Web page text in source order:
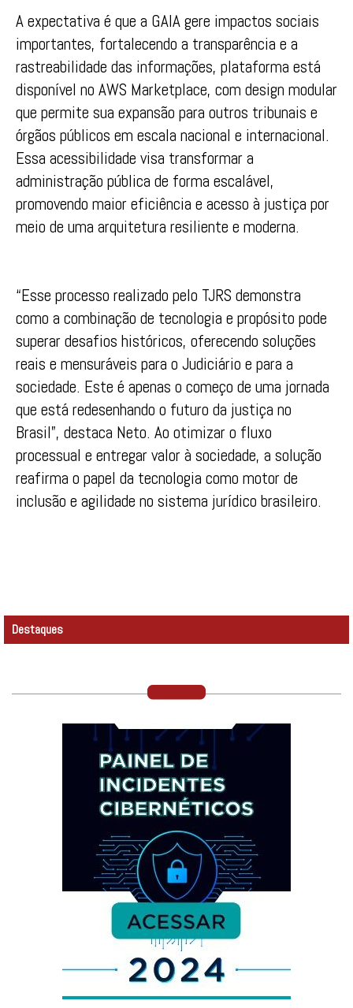
A expectativa é que a GAIA gere impactos sociais
importantes, fortalecendo a transparência e a
rastreabilidade das informações, plataforma está
disponível no AWS Marketplace, com design modular
que permite sua expansão para outros tribunais e
órgãos públicos em escala nacional e internacional.
Essa acessibilidade visa transformar a
administração pública de forma escalável,
promovendo maior eficiência e acesso à justiça por
meio de uma arquitetura resiliente e moderna.
“Esse processo realizado pelo TJRS demonstra
como a combinação de tecnologia e propósito pode
superar desafios históricos, oferecendo soluções
reais e mensuráveis para o Judiciário e para a
sociedade. Este é apenas o começo de uma jornada
que está redesenhando o futuro da justiça no
Brasil”, destaca Neto. Ao otimizar o fluxo
processual e entregar valor à sociedade, a solução
reafirma o papel da tecnologia como motor de
inclusão e agilidade no sistema jurídico brasileiro.
Destaques